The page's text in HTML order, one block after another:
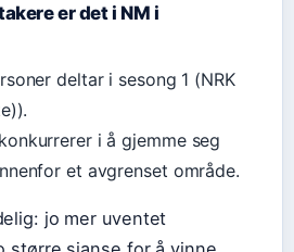
er det i NM i
deltar i sesong 1 (NRK
i å gjemme seg
et avgrenset område.
jo mer uventet